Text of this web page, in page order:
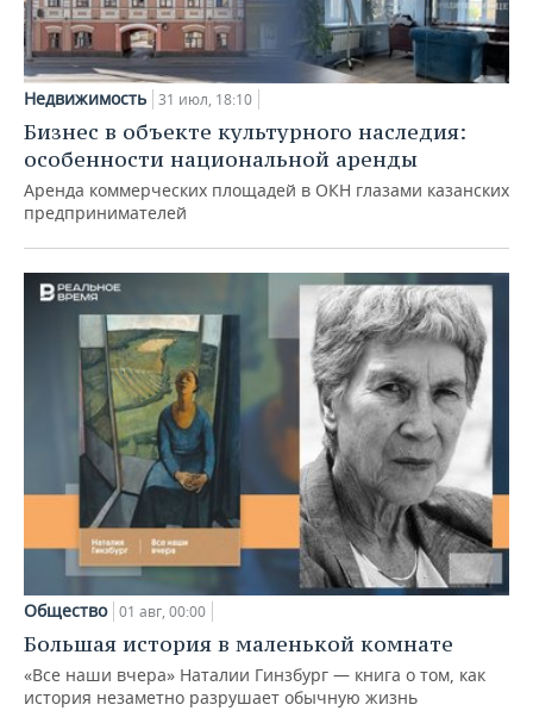
Недвижимость 31 июл, 18:10
Бизнес в объекте культурного наследия:
особенности национальной аренды
Аренда коммерческих площадей в ОКН глазами казанских
предпринимателей
Общество 01 авг, 00:00
Большая история в маленькой комнате
«Все наши вчера» Наталии Гинзбург — книга о том, как
история незаметно разрушает обычную жизнь